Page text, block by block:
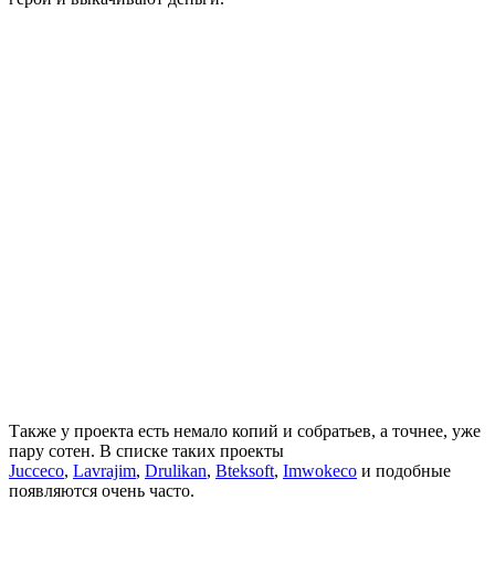
Также у проекта есть немало копий и собратьев, а точнее, уже
пару сотен. В списке таких проекты
Jucceco, Lavrajim, Drulikan, Bteksoft, Imwokeco и подобные
появляются очень часто.